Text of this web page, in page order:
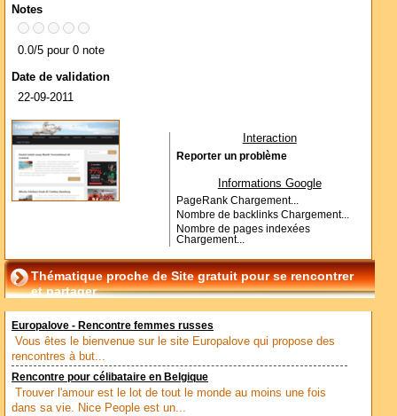
Notes
0.0/5 pour 0 note
Date de validation
22-09-2011
Interaction
Reporter un problème
Informations Google
PageRank Chargement...
Nombre de backlinks Chargement...
Nombre de pages indexées
Chargement...
Thématique proche de Site gratuit pour se rencontrer
et partager
Europalove - Rencontre femmes russes
Vous êtes le bienvenue sur le site Europalove qui propose des
rencontres à but...
Rencontre pour célibataire en Belgique
Trouver l'amour est le lot de tout le monde au moins une fois
dans sa vie. Nice People est un...